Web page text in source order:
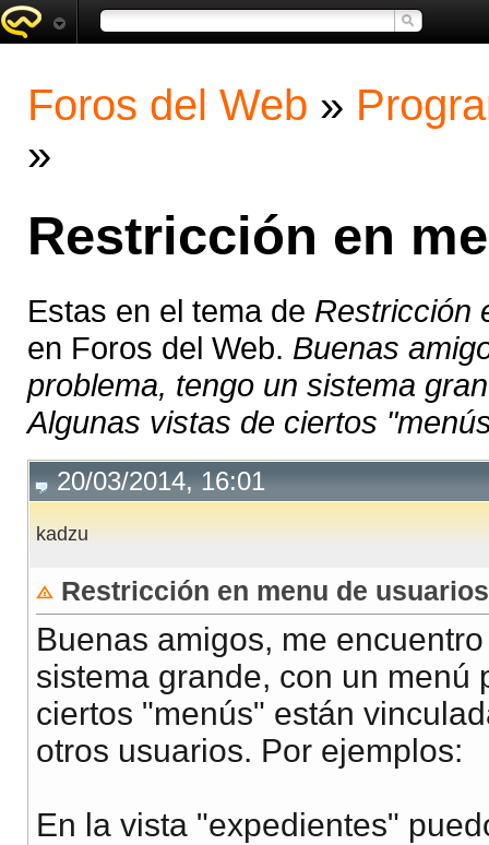
Foros del Web »
»
Restricción en
Estas en el tema de Restricción
en Foros del Web. Buenas
problema, tengo un sistema
Algunas vistas de ciertos
20/03/2014, 16:01
kadzu
Restricción en menu de usuarios
Buenas amigos, me
sistema grande, con un menú
ciertos "menús" están
otros usuarios. Por ejemplos:
En la vista "expedientes"